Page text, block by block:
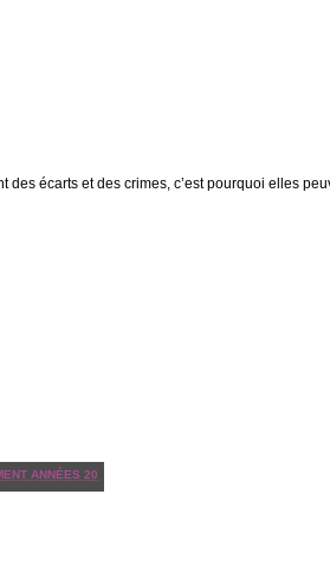
des écarts et des crimes, c’est pourquoi elles
ANNÉES 20